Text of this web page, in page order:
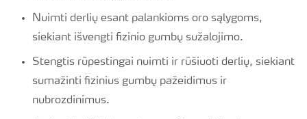
Nuimti derlių esant palankioms oro sąlygoms,
siekiant išvengti fizinio gumbų sužalojimo.
Stengtis rūpestingai nuimti ir rūšiuoti derlių, siekiant
sumažinti fizinius gumbų pažeidimus ir
nubrozdinimus.